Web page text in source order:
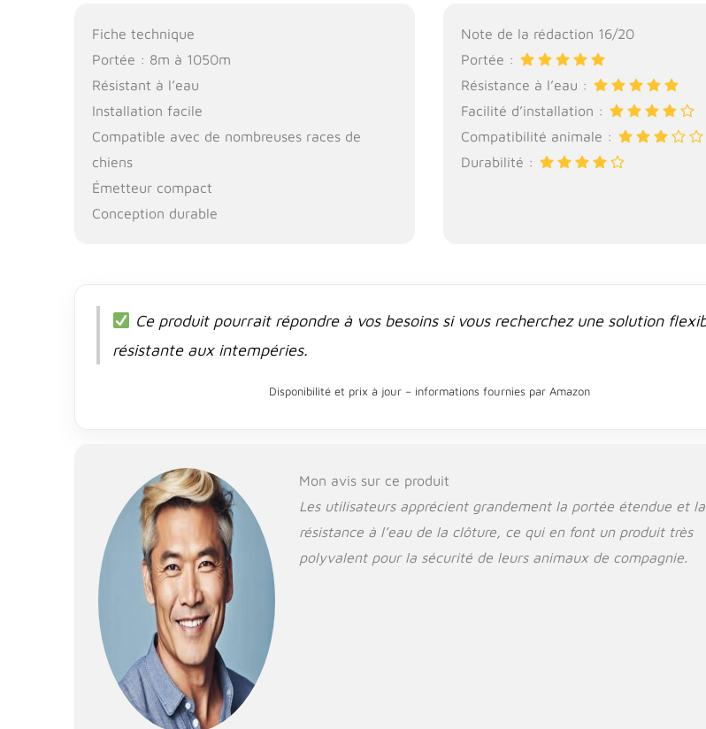
Fiche technique
Portée : 8m à 1050m
Résistant à l’eau
Installation facile
Compatible avec de nombreuses races de
chiens
Émetteur compact
Conception durable
Note de la rédaction 16/20
Portée :
Résistance à l’eau :
Facilité d’installation :
Compatibilité animale :
Durabilité :
Ce produit pourrait répondre à vos besoins si vous recherchez une solution
résistante aux intempéries.
Disponibilité et prix à jour – informations fournies par Amazon
Mon avis sur ce produit
Les utilisateurs apprécient grandement la portée étendue et la
résistance à l’eau de la clôture, ce qui en font un produit très
polyvalent pour la sécurité de leurs animaux de compagnie.